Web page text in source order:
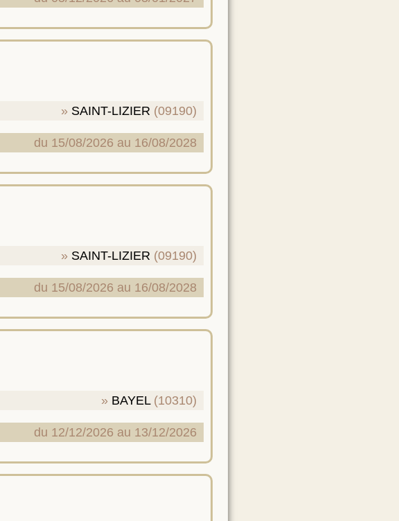
SAINT-LIZIER (09190)
du 15/08/2026 au 16/08/2028
SAINT-LIZIER (09190)
du 15/08/2026 au 16/08/2028
BAYEL(10310)
du 12/12/2026 au 13/12/2026